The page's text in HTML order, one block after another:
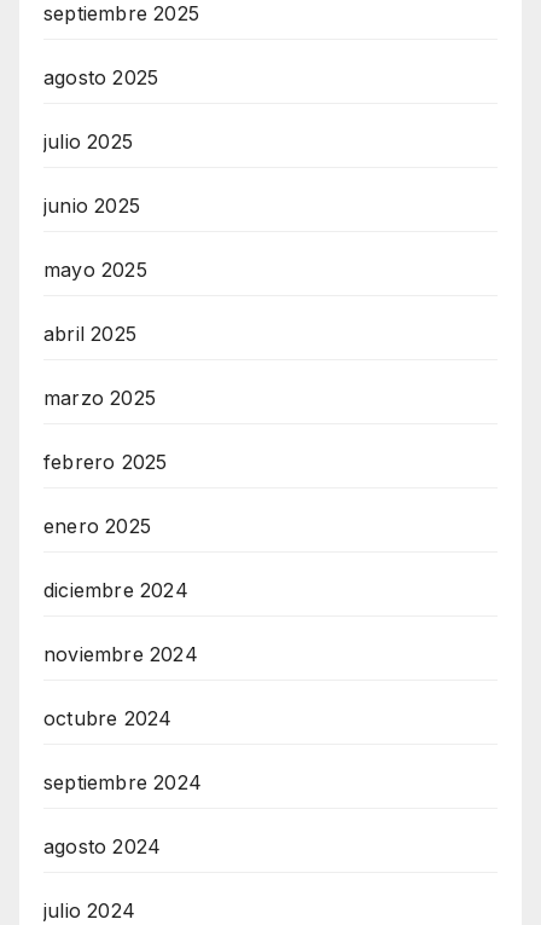
septiembre 2025
agosto 2025
julio 2025
junio 2025
mayo 2025
abril 2025
marzo 2025
febrero 2025
enero 2025
diciembre 2024
noviembre 2024
octubre 2024
septiembre 2024
agosto 2024
julio 2024